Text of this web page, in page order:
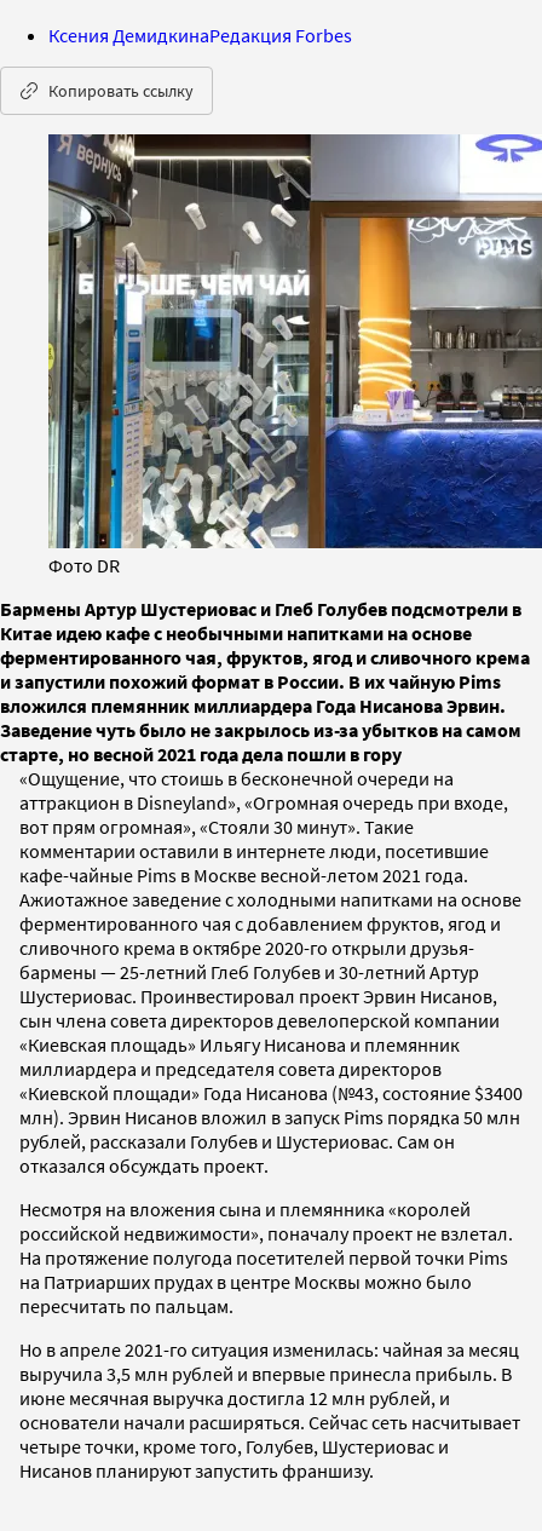
Ксения ДемидкинаРедакция Forbes
Копировать ссылку
Фото DR
Бармены Артур Шустериовас и Глеб Голубев подсмотрели в
Китае идею кафе с необычными напитками на основе
ферментированного чая, фруктов, ягод и сливочного крема
и запустили похожий формат в России. В их чайную Pims
вложился племянник миллиардера Года Нисанова Эрвин.
Заведение чуть было не закрылось из-за убытков на самом
старте, но весной 2021 года дела пошли в гору
«Ощущение, что стоишь в бесконечной очереди на
аттракцион в Disneyland», «Огромная очередь при входе,
вот прям огромная», «Стояли 30 минут». Такие
комментарии оставили в интернете люди, посетившие
кафе-чайные Pims в Москве весной-летом 2021 года.
Ажиотажное заведение с холодными напитками на основе
ферментированного чая с добавлением фруктов, ягод и
сливочного крема в октябре 2020-го открыли друзья-
бармены — 25-летний Глеб Голубев и 30-летний Артур
Шустериовас. Проинвестировал проект Эрвин Нисанов,
сын члена совета директоров девелоперской компании
«Киевская площадь» Ильягу Нисанова и племянник
миллиардера и председателя совета директоров
«Киевской площади» Года Нисанова (№43, состояние $3400
млн). Эрвин Нисанов вложил в запуск Pims порядка 50 млн
рублей, рассказали Голубев и Шустериовас. Сам он
отказался обсуждать проект.
Несмотря на вложения сына и племянника «королей
российской недвижимости», поначалу проект не взлетал.
На протяжение полугода посетителей первой точки Pims
на Патриарших прудах в центре Москвы можно было
пересчитать по пальцам.
Но в апреле 2021-го ситуация изменилась: чайная за месяц
выручила 3,5 млн рублей и впервые принесла прибыль. В
июне месячная выручка достигла 12 млн рублей, и
основатели начали расширяться. Сейчас сеть насчитывает
четыре точки, кроме того, Голубев, Шустериовас и
Нисанов планируют запустить франшизу.